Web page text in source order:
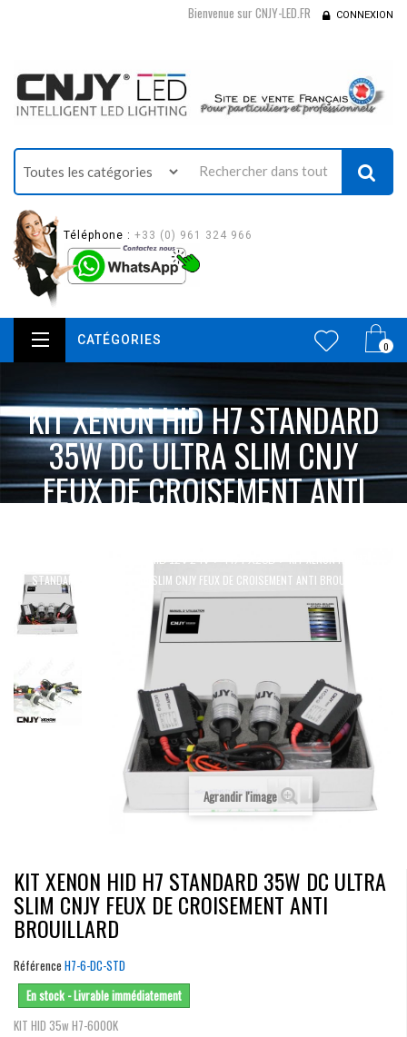
Bienvenue sur CNJY-LED.FR CONNEXION
Téléphone : +33 (0) 961 324 966
0
CATÉGORIES
KIT XENON HID H7 STANDARD
35W DC ULTRA SLIM CNJY
FEUX DE CROISEMENT ANTI
XENON HID 12V 24V H7 PX26D
KIT XENON HID H7
STANDARD 35W DC ULTRA SLIM CNJY FEUX DE CROISEMENT ANTI BROUILLARD
Agrandir l'image
KIT XENON HID H7 STANDARD 35W DC ULTRA
SLIM CNJY FEUX DE CROISEMENT ANTI
BROUILLARD
Référence H7-6-DC-STD
En stock - Livrable immédiatement
KIT HID 35w H7-6000K